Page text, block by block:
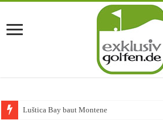
Luštica Bay baut Montenegros er